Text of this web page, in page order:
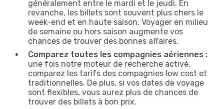
généralement entre le mardi et le jeudi. En
revanche, les billets sont souvent plus chers le
week-end et en haute saison. Voyager en milieu
de semaine ou hors saison augmente vos
chances de trouver des bonnes affaires.
Comparez toutes les compagnies aériennes :
une fois notre moteur de recherche activé,
comparez les tarifs des compagnies low cost et
traditionnelles. De plus, si vos dates de voyage
sont flexibles, vous aurez plus de chances de
trouver des billets à bon prix.